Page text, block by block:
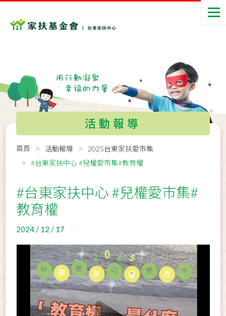
活動報導
首頁 活動報導
2025台東家扶愛市集
#台東家扶中心 #兒權愛市集#教育權
#台東家扶中心 #兒權愛市集#
教育權
2024 / 12 / 17